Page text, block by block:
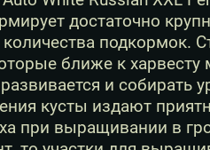
достаточно
подкормок.
ближе к
и собирать
кусты издают
при выращивании в